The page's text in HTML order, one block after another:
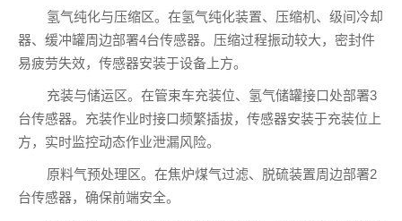
氢气纯化与压缩区。在氢气纯化装置、压缩机、级间冷却
器、缓冲罐周边部署4台传感器。压缩过程振动较大，密封件
易疲劳失效，传感器安装于设备上方。
充装与储运区。在管束车充装位、氢气储罐接口处部署3
台传感器。充装作业时接口频繁插拔，传感器安装于充装位上
方，实时监控动态作业泄漏风险。
原料气预处理区。在焦炉煤气过滤、脱硫装置周边部署2
台传感器，确保前端安全。